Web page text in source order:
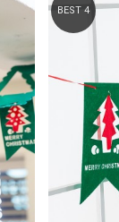
BEST 4